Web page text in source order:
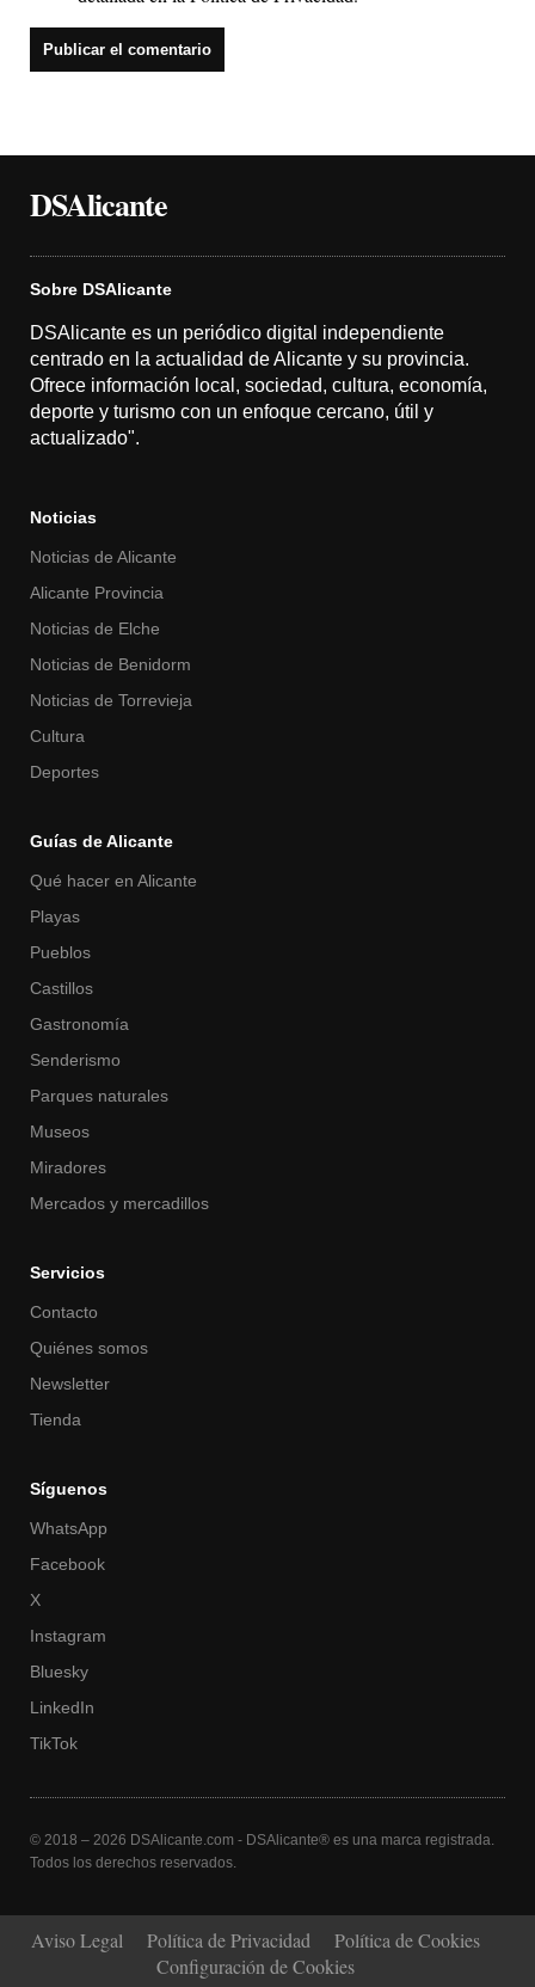
DSAlicante
Sobre DSAlicante
DSAlicante es un periódico digital independiente
centrado en la actualidad de Alicante y su provincia.
Ofrece información local, sociedad, cultura, economía,
deporte y turismo con un enfoque cercano, útil y
actualizado".
Noticias
Noticias de Alicante
Alicante Provincia
Noticias de Elche
Noticias de Benidorm
Noticias de Torrevieja
Cultura
Deportes
Guías de Alicante
Qué hacer en Alicante
Playas
Pueblos
Castillos
Gastronomía
Senderismo
Parques naturales
Museos
Miradores
Mercados y mercadillos
Servicios
Contacto
Quiénes somos
Newsletter
Tienda
Síguenos
WhatsApp
Facebook
X
Instagram
Bluesky
LinkedIn
TikTok
© 2018 – 2026 DSAlicante.com - DSAlicante® es una marca registrada.
Todos los derechos reservados.
Aviso Legal Política de Privacidad
Política de Cookies
Configuración de Cookies